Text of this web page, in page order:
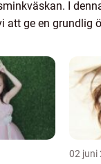
I
att ge en grundlig
finns tillgängliga,
02 juni